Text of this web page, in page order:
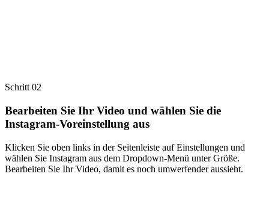
Schritt 02
Bearbeiten Sie Ihr Video und wählen Sie die
Instagram-Voreinstellung aus
Klicken Sie oben links in der Seitenleiste auf Einstellungen und
wählen Sie Instagram aus dem Dropdown-Menü unter Größe.
Bearbeiten Sie Ihr Video, damit es noch umwerfender aussieht.